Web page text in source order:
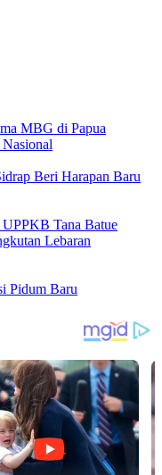
MBG di Papua
Beri Harapan Baru
Tana Batue
Lebaran
Pidum Baru